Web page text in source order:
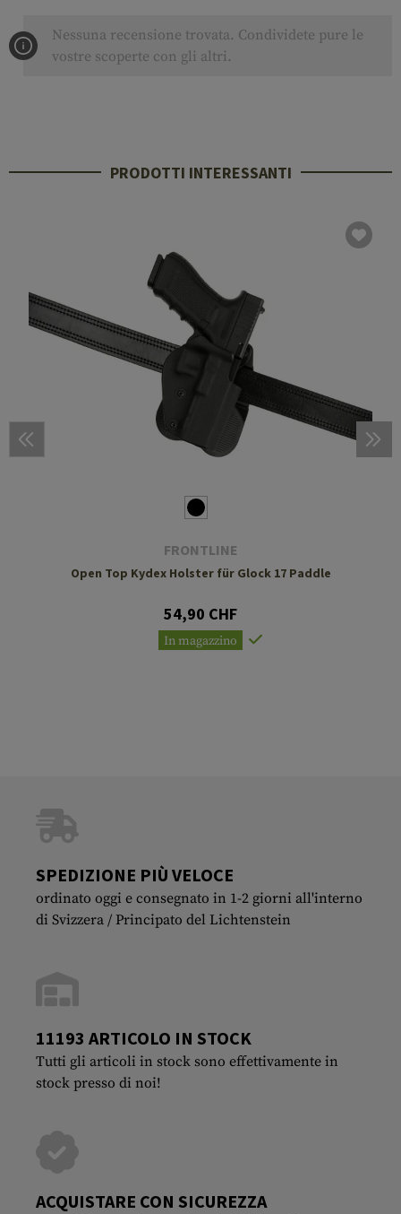
Nessuna recensione trovata. Condividete pure le
vostre scoperte con gli altri.
PRODOTTI INTERESSANTI
FRONTLINE
Open Top Kydex Holster für Glock 17 Paddle
54,90 CHF
In magazzino
SPEDIZIONE PIÙ VELOCE
ordinato oggi e consegnato in 1-2 giorni all'interno
di Svizzera / Principato del Lichtenstein
11193 ARTICOLO IN STOCK
Tutti gli articoli in stock sono effettivamente in
stock presso di noi!
ACQUISTARE CON SICUREZZA